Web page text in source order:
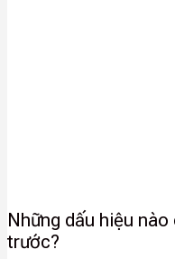
Những dấu hiệu
trước?